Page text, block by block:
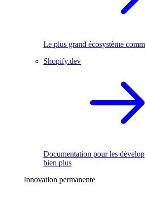
Le plus grand écosystème
Shopify.dev
Documentation pour les
bien plus
Innovation permanente